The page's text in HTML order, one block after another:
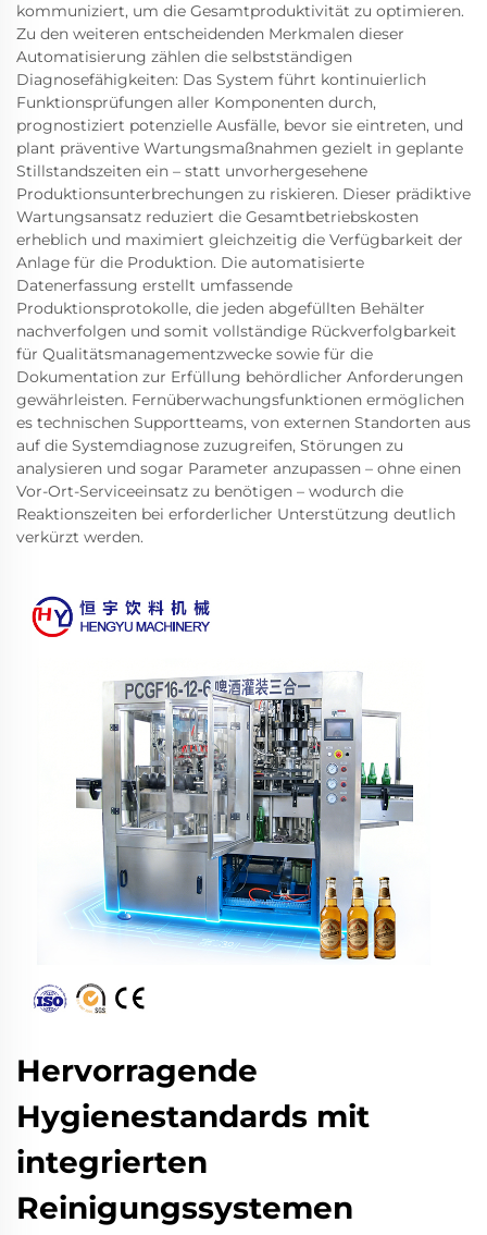
kommuniziert, um die Gesamtproduktivität zu optimieren.
Zu den weiteren entscheidenden Merkmalen dieser
Automatisierung zählen die selbstständigen
Diagnosefähigkeiten: Das System führt kontinuierlich
Funktionsprüfungen aller Komponenten durch,
prognostiziert potenzielle Ausfälle, bevor sie eintreten, und
plant präventive Wartungsmaßnahmen gezielt in geplante
Stillstandszeiten ein – statt unvorhergesehene
Produktionsunterbrechungen zu riskieren. Dieser prädiktive
Wartungsansatz reduziert die Gesamtbetriebskosten
erheblich und maximiert gleichzeitig die Verfügbarkeit der
Anlage für die Produktion. Die automatisierte
Datenerfassung erstellt umfassende
Produktionsprotokolle, die jeden abgefüllten Behälter
nachverfolgen und somit vollständige Rückverfolgbarkeit
für Qualitätsmanagementzwecke sowie für die
Dokumentation zur Erfüllung behördlicher Anforderungen
gewährleisten. Fernüberwachungsfunktionen ermöglichen
es technischen Supportteams, von externen Standorten aus
auf die Systemdiagnose zuzugreifen, Störungen zu
analysieren und sogar Parameter anzupassen – ohne einen
Vor-Ort-Serviceeinsatz zu benötigen – wodurch die
Reaktionszeiten bei erforderlicher Unterstützung deutlich
verkürzt werden.
Hervorragende
Hygienestandards mit
integrierten
Reinigungssystemen